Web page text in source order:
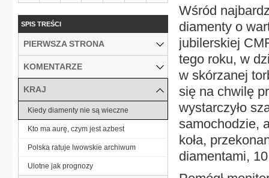
Wśród
diamenty o
jubilerskiej
tego roku, w
w skórzanej
się na chwilę
wystarczyło
samochodzie,
koła,
diamentami,
SPIS TREŚCI
PIERWSZA STRONA
KOMENTARZE
KRAJ
Kiedy diamenty nie są wieczne
Kto ma aurę, czym jest azbest
Polska ratuje lwowskie archiwum
Ulotne jak prognozy